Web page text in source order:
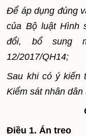
Để áp dụng đúng
của Bộ luật Hình
đổi, bổsung
12/2017/QH14;
Sau khi có ý kiến
Kiểm sát nhân
Điều 1. Án treo